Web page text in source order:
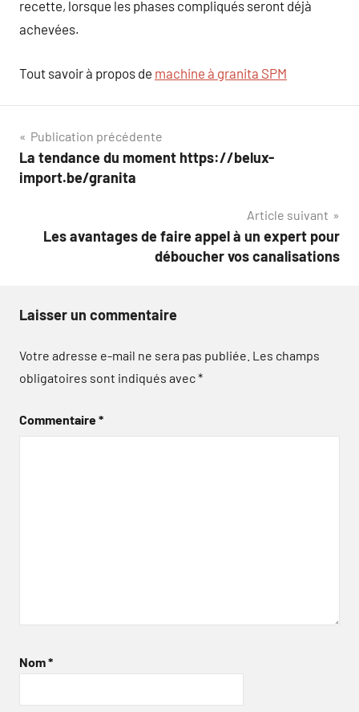
recette, lorsque les phases compliqués seront déjà
achevées.
Tout savoir à propos de machine à granita SPM
Navigation
de
Publication précédente
La tendance du moment https://belux-
import.be/granita
Article suivant
Les avantages de faire appel à un expert pour
déboucher vos canalisations
Laisser un commentaire
Votre adresse e-mail ne sera pas publiée. Les champs
obligatoires sont indiqués avec*
Commentaire*
Nom*